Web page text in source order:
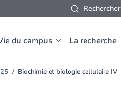
Rechercher
du campus La recherche
Biochimie et biologie cellulaire IV